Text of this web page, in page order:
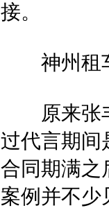
接。
神州租车
原来张丰
过代言期间
合同期满之
案例并不少